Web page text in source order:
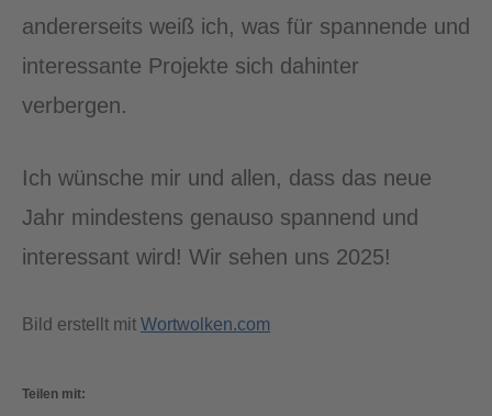
andererseits weiß ich, was für spannende und
interessante Projekte sich dahinter
verbergen.
Ich wünsche mir und allen, dass das neue
Jahr mindestens genauso spannend und
interessant wird! Wir sehen uns 2025!
Bild erstellt mit Wortwolken.com
Teilen mit: